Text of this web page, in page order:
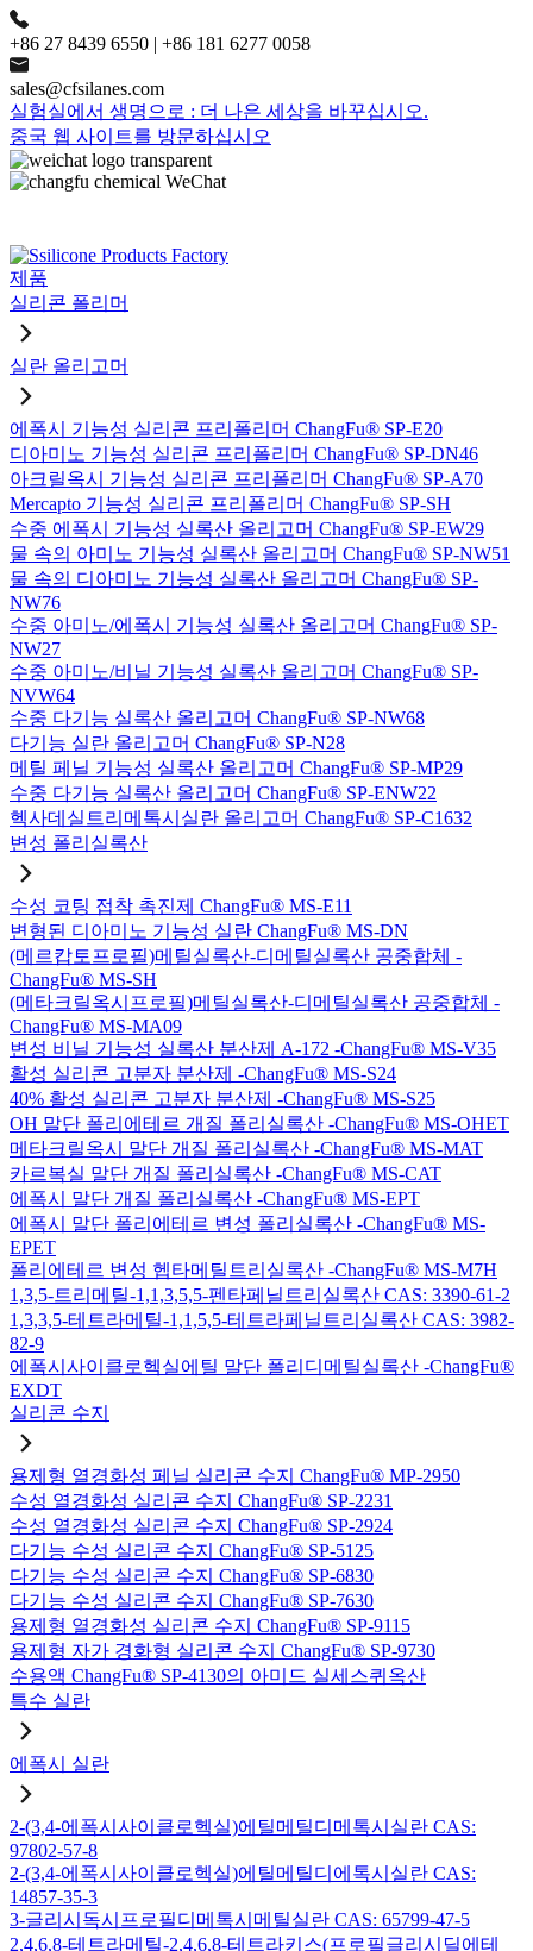
+86 27 8439 6550 | +86 181 6277 0058
sales@cfsilanes.com
실험실에서 생명으로 : 더 나은 세상을 바꾸십시오.
중국 웹 사이트를 방문하십시오
제품
실리콘 폴리머
실란 올리고머
에폭시 기능성 실리콘 프리폴리머 ChangFu® SP-E20
디아미노 기능성 실리콘 프리폴리머 ChangFu® SP-DN46
아크릴옥시 기능성 실리콘 프리폴리머 ChangFu® SP-A70
Mercapto 기능성 실리콘 프리폴리머 ChangFu® SP-SH
수중 에폭시 기능성 실록산 올리고머 ChangFu® SP-EW29
물 속의 아미노 기능성 실록산 올리고머 ChangFu® SP-NW51
물 속의 디아미노 기능성 실록산 올리고머 ChangFu® SP-
NW76
수중 아미노/에폭시 기능성 실록산 올리고머 ChangFu® SP-
NW27
수중 아미노/비닐 기능성 실록산 올리고머 ChangFu® SP-
NVW64
수중 다기능 실록산 올리고머 ChangFu® SP-NW68
다기능 실란 올리고머 ChangFu® SP-N28
메틸 페닐 기능성 실록산 올리고머 ChangFu® SP-MP29
수중 다기능 실록산 올리고머 ChangFu® SP-ENW22
헥사데실트리메톡시실란 올리고머 ChangFu® SP-C1632
변성 폴리실록산
수성 코팅 접착 촉진제 ChangFu® MS-E11
변형된 디아미노 기능성 실란 ChangFu® MS-DN
(메르캅토프로필)메틸실록산-디메틸실록산 공중합체 -
ChangFu® MS-SH
(메타크릴옥시프로필)메틸실록산-디메틸실록산 공중합체 -
ChangFu® MS-MA09
변성 비닐 기능성 실록산 분산제 A-172 -ChangFu® MS-V35
활성 실리콘 고분자 분산제 -ChangFu® MS-S24
40% 활성 실리콘 고분자 분산제 -ChangFu® MS-S25
OH 말단 폴리에테르 개질 폴리실록산 -ChangFu® MS-OHET
메타크릴옥시 말단 개질 폴리실록산 -ChangFu® MS-MAT
카르복실 말단 개질 폴리실록산 -ChangFu® MS-CAT
에폭시 말단 개질 폴리실록산 -ChangFu® MS-EPT
에폭시 말단 폴리에테르 변성 폴리실록산 -ChangFu® MS-
EPET
폴리에테르 변성 헵타메틸트리실록산 -ChangFu® MS-M7H
1,3,5-트리메틸-1,1,3,5,5-펜타페닐트리실록산 CAS: 3390-61-2
1,3,3,5-테트라메틸-1,1,5,5-테트라페닐트리실록산 CAS: 3982-
82-9
에폭시사이클로헥실에틸 말단 폴리디메틸실록산 -ChangFu®
EXDT
실리콘 수지
용제형 열경화성 페닐 실리콘 수지 ChangFu® MP-2950
수성 열경화성 실리콘 수지 ChangFu® SP-2231
수성 열경화성 실리콘 수지 ChangFu® SP-2924
다기능 수성 실리콘 수지 ChangFu® SP-5125
다기능 수성 실리콘 수지 ChangFu® SP-6830
다기능 수성 실리콘 수지 ChangFu® SP-7630
용제형 열경화성 실리콘 수지 ChangFu® SP-9115
용제형 자가 경화형 실리콘 수지 ChangFu® SP-9730
수용액 ChangFu® SP-4130의 아미드 실세스퀴옥산
특수 실란
에폭시 실란
2-(3,4-에폭시사이클로헥실)에틸메틸디메톡시실란 CAS:
97802-57-8
2-(3,4-에폭시사이클로헥실)에틸메틸디에톡시실란 CAS:
14857-35-3
3-글리시독시프로필디메톡시메틸실란 CAS: 65799-47-5
2,4,6,8-테트라메틸-2,4,6,8-테트라키스(프로필글리시딜에테